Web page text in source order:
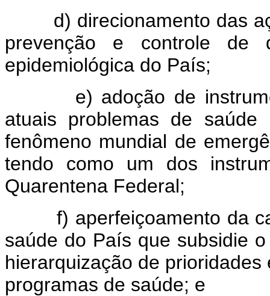
d) direcionamento das
prevenção e controle de
epidemiológica do País;
e) adoção de
atuais problemas de
fenômeno mundial de
tendo como um dos
Quarentena Federal;
f) aperfeiçoamento da
saúde do País que subsidie
hierarquização de
programas de saúde; e